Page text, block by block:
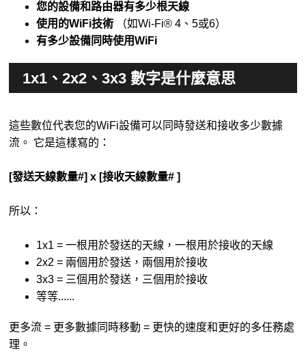
您的設備和路由器有多少根天線
使用的WiFi技術
（如Wi-Fi® 4、5或6）
有多少設備同時使用WiFi
1x1、2x2、3x3 數字是什麼意思
這些數位代表您的WiFi設備可以同時發送和接收多少數據
流。 它是這樣寫的：
[發送天線數量#] x [接收天線數量# ]
所以：
1x1 = 一根用於發送的天線，一根用於接收的天線
2x2 = 兩個用於發送，兩個用於接收
3x3 = 三個用於發送，三個用於接收
等等......
更多流 = 更多數據同時移動 = 更快的速度和更好的多任務處
理。